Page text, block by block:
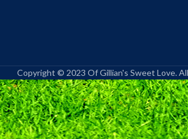
Copyright © 2023 Of Gillian's Sweet Love.